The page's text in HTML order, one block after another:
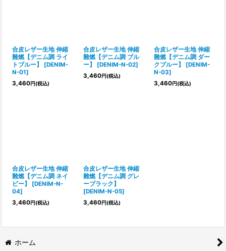
合皮レザー生地 伸縮
難燃【デニム調 ライ
トブルー】
[DENIM-
N-01]
3,460円(税込)
合皮レザー生地 伸縮
難燃【デニム調 ブル
ー】
[DENIM-N-02]
3,460円(税込)
合皮レザー生地 伸縮
難燃【デニム調 ダー
クブルー】
[DENIM-
N-03]
3,460円(税込)
合皮レザー生地 伸縮
難燃【デニム調 ネイ
ビー】
[DENIM-N-
04]
3,460円(税込)
合皮レザー生地 伸縮
難燃【デニム調 グレ
ーブラック】
[DENIM-N-05]
3,460円(税込)
ホーム